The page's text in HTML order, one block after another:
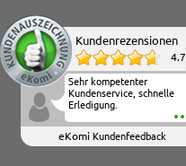
Kundenrezensionen
4.7
Sehr kompetenter
Kundenservice, schnelle
Erledigung.
eKomi Kundenfeedback